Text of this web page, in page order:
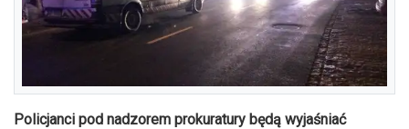
Policjanci pod nadzorem prokuratury będą wyjaśniać